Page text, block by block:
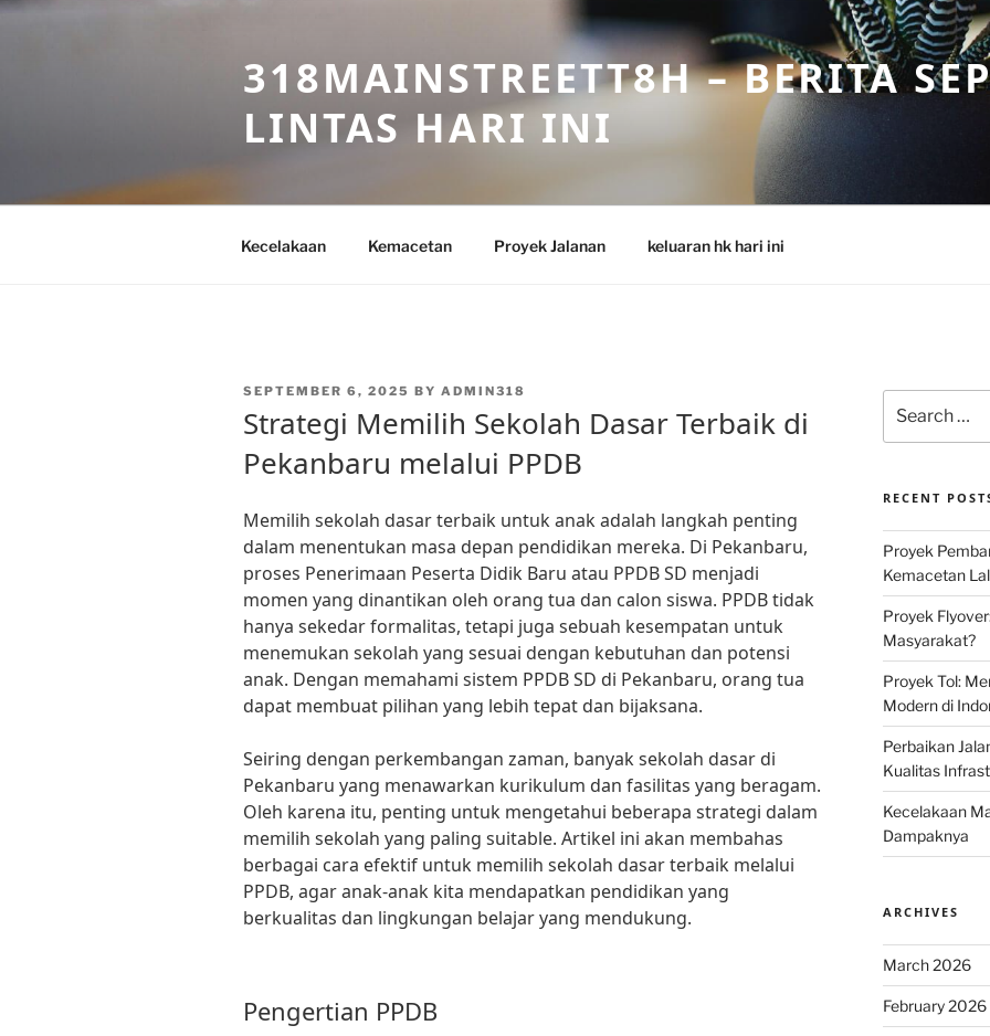
Skip
318MAINSTREETT8H – BERITA
LINTAS HARI INI
Kecelakaan Kemacetan Proyek Jalanan keluaran hk hari ini
POSTED
SEPTEMBER 6, 2025 BY ADMIN318
Strategi Memilih Sekolah Dasar Terbaik di
Pekanbaru melalui PPDB
Memilih sekolah dasar terbaik untuk anak adalah langkah penting
dalam menentukan masa depan pendidikan mereka. Di Pekanbaru,
proses Penerimaan Peserta Didik Baru atau PPDB SD menjadi
momen yang dinantikan oleh orang tua dan calon siswa. PPDB tidak
hanya sekedar formalitas, tetapi juga sebuah kesempatan untuk
menemukan sekolah yang sesuai dengan kebutuhan dan potensi
anak. Dengan memahami sistem PPDB SD di Pekanbaru, orang tua
dapat membuat pilihan yang lebih tepat dan bijaksana.
Seiring dengan perkembangan zaman, banyak sekolah dasar di
Pekanbaru yang menawarkan kurikulum dan fasilitas yang beragam.
Oleh karena itu, penting untuk mengetahui beberapa strategi dalam
memilih sekolah yang paling suitable. Artikel ini akan membahas
berbagai cara efektif untuk memilih sekolah dasar terbaik melalui
PPDB, agar anak-anak kita mendapatkan pendidikan yang
berkualitas dan lingkungan belajar yang mendukung.
Pengertian PPDB
for:
RECENT
Proyek
Kemacetan
Proyek
Masyarakat?
Proyek Tol:
Modern di
Perbaikan
Kualitas
Kecelakaan
Dampaknya
ARCHIVES
March 2026
February 2026